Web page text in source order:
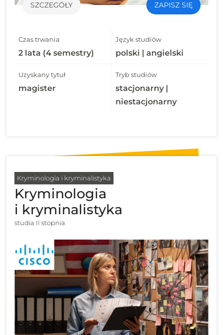
SZCZEGÓŁY ZAPISZ SIĘ
Czas trwania
2 lata (4 semestry)
Język studiów
polski | angielski
Uzyskany tytuł
magister
Tryb studiów
stacjonarny |
niestacjonarny
Kryminologia i kryminalistyka
Kryminologia
i kryminalistyka
studia II stopnia